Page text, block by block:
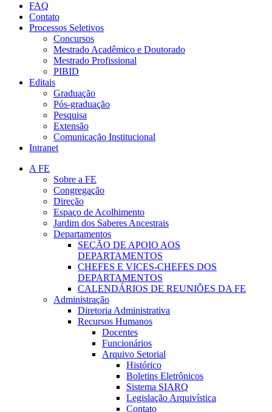
FAQ
Contato
Processos Seletivos
Concursos
Mestrado Acadêmico e Doutorado
Mestrado Profissional
PIBID
Editais
Graduação
Pós-graduação
Pesquisa
Extensão
Comunicação Institucional
Intranet
A FE
Sobre a FE
Congregação
Direção
Espaço de Acolhimento
Jardim dos Saberes Ancestrais
Departamentos
SEÇÃO DE APOIO AOS
DEPARTAMENTOS
CHEFES E VICES-CHEFES DOS
DEPARTAMENTOS
CALENDÁRIOS DE REUNIÕES DA FE
Administração
Diretoria Administrativa
Recursos Humanos
Docentes
Funcionários
Arquivo Setorial
Histórico
Boletins Eletrônicos
Sistema SIARQ
Legislação Arquivística
Contato